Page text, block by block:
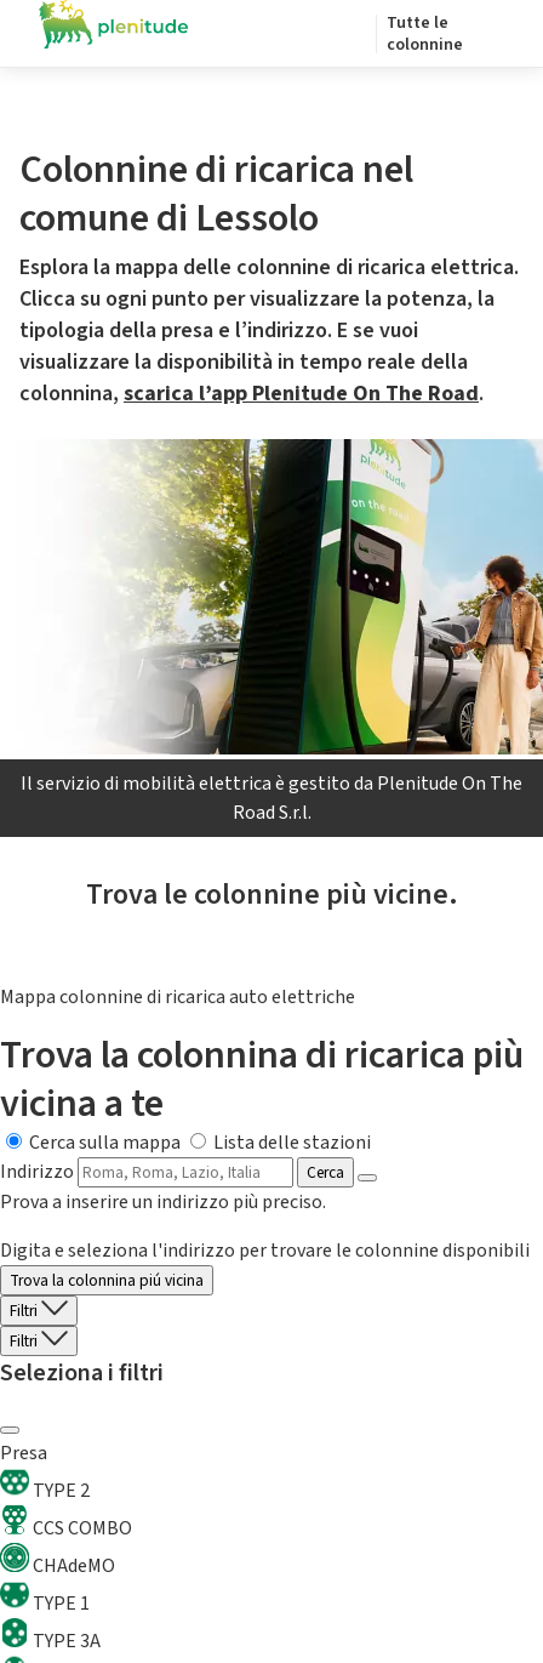
Tutte le
colonnine
Colonnine di ricarica nel
comune di Lessolo
Esplora la mappa delle colonnine di ricarica elettrica.
Clicca su ogni punto per visualizzare la potenza, la
tipologia della presa e l’indirizzo. E se vuoi
visualizzare la disponibilità in tempo reale della
colonnina, scarica l’app Plenitude On The Road.
Il servizio di mobilità elettrica è gestito da Plenitude On The
Road S.r.l.
Trova le colonnine più vicine.
Mappa colonnine di ricarica auto elettriche
Trova la colonnina di ricarica più
vicina a te
Cerca sulla mappa
Lista delle stazioni
Indirizzo
Cerca
Prova a inserire un indirizzo più preciso.
Digita e seleziona l'indirizzo per trovare le colonnine disponibili
Trova la colonnina piú vicina
Filtri
Filtri
Seleziona i filtri
Presa
TYPE 2
CCS COMBO
CHAdeMO
TYPE 1
TYPE 3A